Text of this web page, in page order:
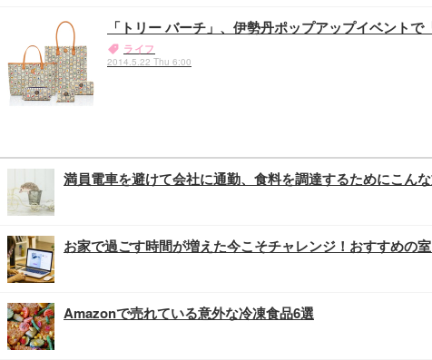
「トリー バーチ」、伊勢丹ポップアップイベント
ライフ
2014.5.22 Thu 6:00
満員電車を避けて会社に通勤、食料を調達するためにこん
お家で過ごす時間が増えた今こそチャレンジ！おすすめの
Amazonで売れている意外な冷凍食品6選